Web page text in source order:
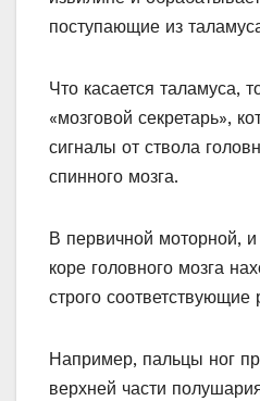
поступающие из
Что касается таламуса,
«мозговой секретарь»,
сигналы от ствола
спинного мозга.
В первичной моторной,
коре головного мозга
строго
Например, пальцы ног
верхней части